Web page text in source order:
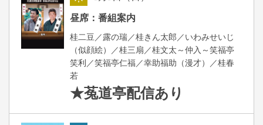
昼席：番組案内
桂二豆／露の瑞／桂きん太郎／いわみせいじ
（似顔絵）／桂三扇／桂文太～仲入～笑福亭
笑利／笑福亭仁福／幸助福助（漫才）／桂春
若
★菟道亭配信あり